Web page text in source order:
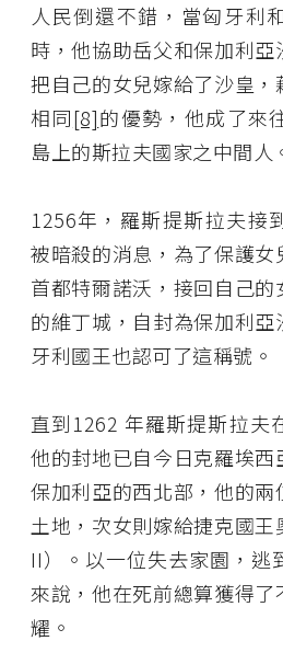
人民倒還不錯，當匈牙利
時，他協助岳父和保加利
把自己的女兒嫁給了沙皇
相同[8]的優勢，他成了來
島上的斯拉夫國家之中間人
1256年，羅斯提斯拉夫接
被暗殺的消息，為了保護
首都特爾諾沃，接回自己
的維丁城，自封為保加利
牙利國王也認可了這稱號。
直到1262 年羅斯提斯拉夫
他的封地已自今日克羅埃西
保加利亞的西北部，他的
土地，次女則嫁給捷克國
II）。以一位失去家園，逃
來說，他在死前總算獲得
耀。